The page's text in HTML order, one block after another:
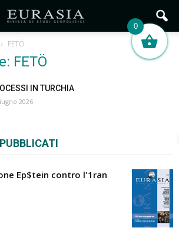
FETÖ
FETÖ
IN TURCHIA
2026
Ep$tein contro l'1ran
0